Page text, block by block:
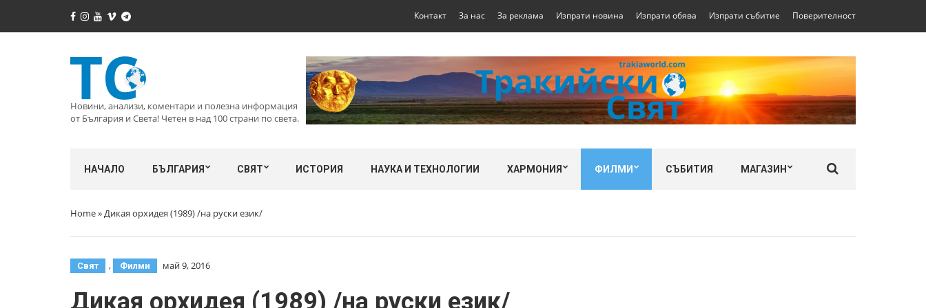
Контакт За нас За реклама Изпрати новина Изпрати обява Изпрати събитие Поверителност
Новини, анализи, коментари и полезна информация
от България и Света! Четен в над 100 страни по света.
НАЧАЛО БЪЛГАРИЯ СВЯТ ИСТОРИЯ НАУКА И ТЕХНОЛОГИИ ХАРМОНИЯ ФИЛМИ СЪБИТИЯ МАГАЗИН
Home»Дикая орхидея (1989) /на руски език/
Свят , Филми май 9, 2016
Дикая орхидея (1989) /на руски език/